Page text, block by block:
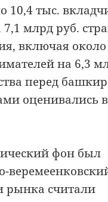
10,4 тыс.
млрд руб.
включая около
на 6,3
перед
оценивались
фон был
рынка считали